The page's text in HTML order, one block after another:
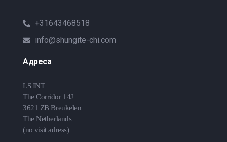
+31643468518
info@shungite-chi.com
Адреса
LS INT
The Corridor 14J
3621 ZB Breukelen
The Netherlands
(no visit adress)